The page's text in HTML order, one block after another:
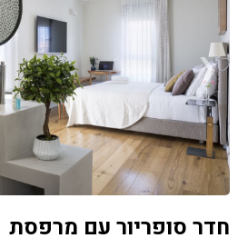
‹
חדר סופריור עם מרפסת